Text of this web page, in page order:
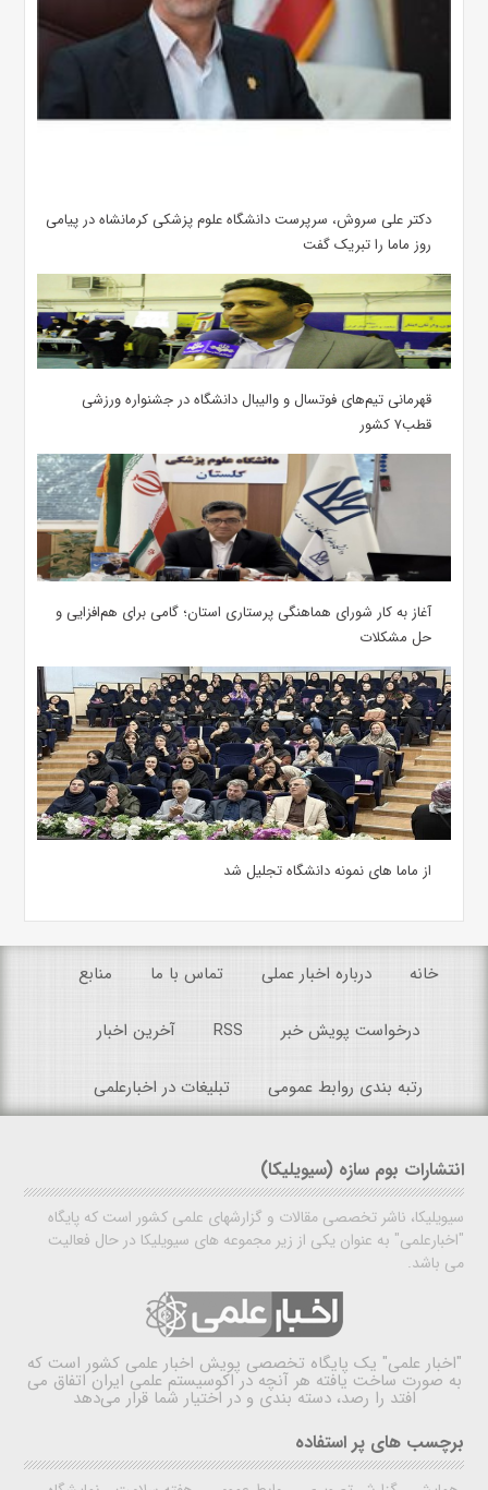
دکتر علی سروش، سرپرست دانشگاه علوم پزشکی کرمانشاه در پیامی
روز ماما را تبریک گفت
قهرمانی تیم‌های فوتسال و والیبال دانشگاه در جشنواره ورزشی
قطب۷ کشور
آغاز به کار شورای هماهنگی پرستاری استان؛ گامی برای هم‌افزایی و
حل مشکلات
از ماما های نمونه دانشگاه تجلیل شد
خانه درباره اخبار عملی تماس با ما منابع
درخواست پویش خبر RSS آخرین اخبار
رتبه بندی روابط عمومی تبلیغات در اخبارعلمی
انتشارات بوم سازه (سیویلیکا)
سیویلیکا، ناشر تخصصی مقالات و گزارشهای علمی کشور است که پایگاه
"اخبارعلمی" به عنوان یکی از زیر مجموعه های سیویلیکا در حال فعالیت
می باشد.
"اخبار علمی" یک پایگاه تخصصی پویش اخبار علمی کشور است که
به صورت ساخت یافته هر آنچه در اکوسیستم علمی ایران اتفاق می
افتد را رصد، دسته بندی و در اختیار شما قرار می‌دهد
برچسب های پر استفاده